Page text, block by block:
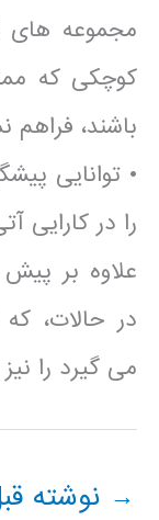
مجموعه های
کوچکی که
باشند، فراهم
• توانایی
را در کارایی
علاوه بر
در حالات،
می گیرد را
→ نوشته